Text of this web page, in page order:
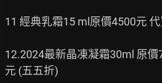
11 經典乳霜15 ml原價4500元
12.2024最新晶凍凝霜30ml 原價
元 (五五折)